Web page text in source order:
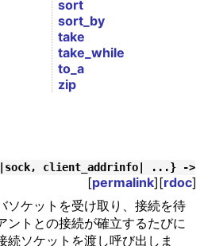
sort
sort_by
take
take_while
to_a
zip
client_addrinfo| ...} ->
[permalink][rdoc]
ソケットを受け取り、接続を待
ントとの接続が確立するたびに
続ソケットを渡し呼び出しま